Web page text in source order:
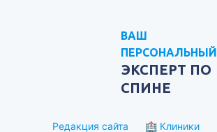
ВАШ
ПЕРСОНАЛЬНЫЙ
ЭКСПЕРТ ПО
СПИНЕ
Редакция сайта 🏥 Клиники